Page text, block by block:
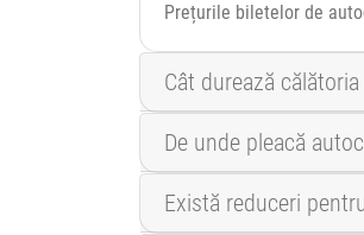
Prețurile biletelor de
Cât durează
De unde pleacă
Există reduceri